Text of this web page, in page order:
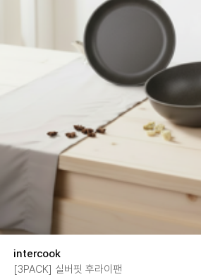
intercook
[3PACK] 실버핏 후라이팬